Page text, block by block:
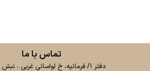
تماس با ما
دفتر ۱/ فرمانیه، خ لواسانی غربی ، نبش ک حوری